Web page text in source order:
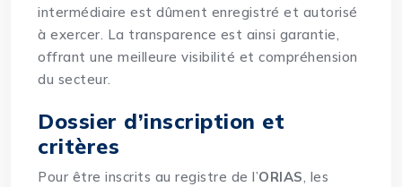
intermédiaire est dûment enregistré et autorisé
à exercer. La transparence est ainsi garantie,
offrant une meilleure visibilité et compréhension
du secteur.
Dossier d’inscription et
critères
Pour être inscrits au registre de l’ORIAS, les